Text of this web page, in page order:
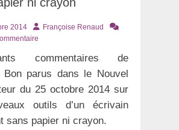
2014 AuteurFrançoise Renaud
commentaires de
Bon parus dans le Nouvel
du 25 octobre 2014 sur
outils d’un écrivain
sans papier ni crayon.